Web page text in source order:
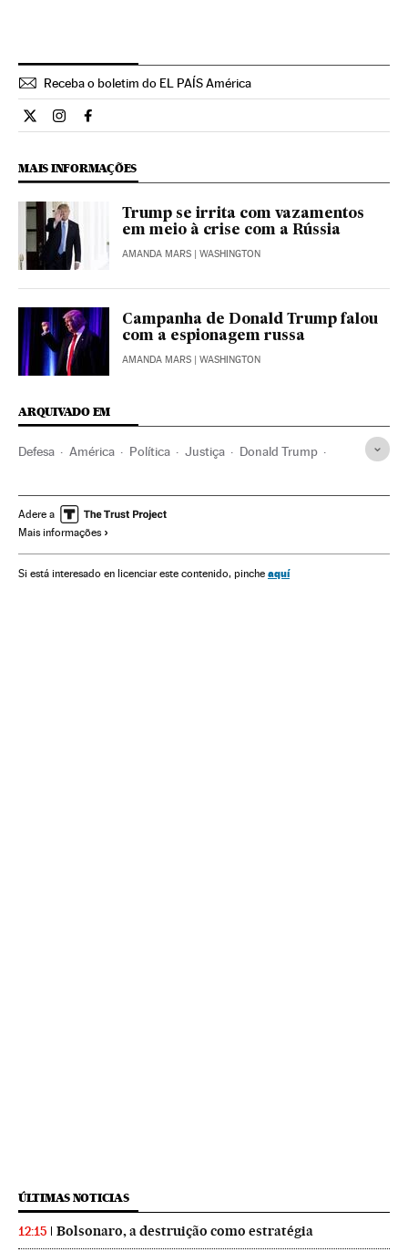
Receba o boletim do EL PAÍS América
Internacional El País Brasil en Twitter
Internacional El País Brasil en Instagram
Internacional El País Brasil en Facebook
MAIS INFORMAÇÕES
Trump se irrita com vazamentos
em meio à crise com a Rússia
AMANDA MARS | WASHINGTON
Campanha de Donald Trump falou
com a espionagem russa
AMANDA MARS | WASHINGTON
ARQUIVADO EM
Defesa América Política Justiça Donald Trump
Estados Unidos Segurança nacional
América do Norte
Adere a
Mais informações
Si está interesado en licenciar este contenido, pinche aquí
ÚLTIMAS NOTICIAS
12:15 Bolsonaro, a destruição como estratégia